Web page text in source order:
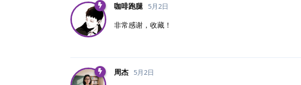
咖啡跑腿 5月2日
非常感谢，收藏！
周杰 5月2日